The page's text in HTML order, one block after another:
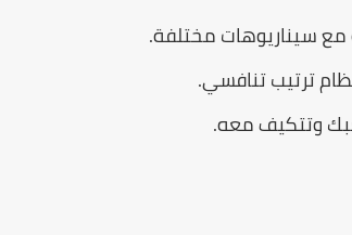
سيناريوهات مختلفة.
ترتيب تنافسي.
وتتكيف معه.